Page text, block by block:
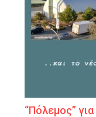
“Πόλεμος”